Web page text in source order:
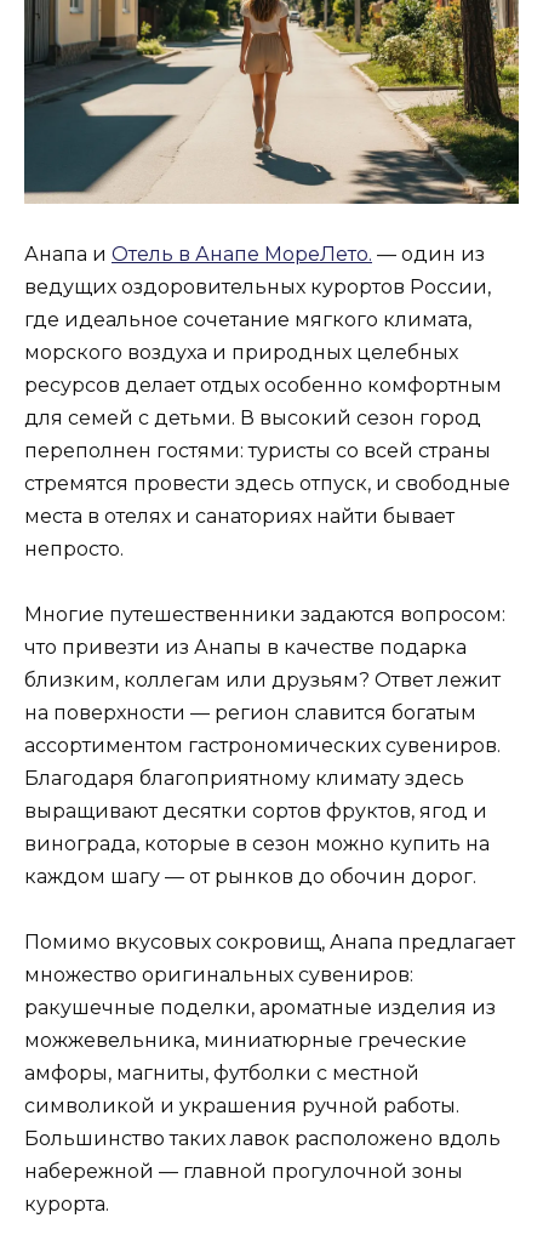
Анапа и Отель в Анапе МореЛето. — один из
ведущих оздоровительных курортов России,
где идеальное сочетание мягкого климата,
морского воздуха и природных целебных
ресурсов делает отдых особенно комфортным
для семей с детьми. В высокий сезон город
переполнен гостями: туристы со всей страны
стремятся провести здесь отпуск, и свободные
места в отелях и санаториях найти бывает
непросто.
Многие путешественники задаются вопросом:
что привезти из Анапы в качестве подарка
близким, коллегам или друзьям? Ответ лежит
на поверхности — регион славится богатым
ассортиментом гастрономических сувениров.
Благодаря благоприятному климату здесь
выращивают десятки сортов фруктов, ягод и
винограда, которые в сезон можно купить на
каждом шагу — от рынков до обочин дорог.
Помимо вкусовых сокровищ, Анапа предлагает
множество оригинальных сувениров:
ракушечные поделки, ароматные изделия из
можжевельника, миниатюрные греческие
амфоры, магниты, футболки с местной
символикой и украшения ручной работы.
Большинство таких лавок расположено вдоль
набережной — главной прогулочной зоны
курорта.